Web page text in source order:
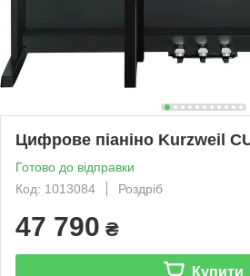
Цифрове піаніно Kurzweil
Готово до відправки
Код: 1013084
Роздріб
47 790 ₴
Купити